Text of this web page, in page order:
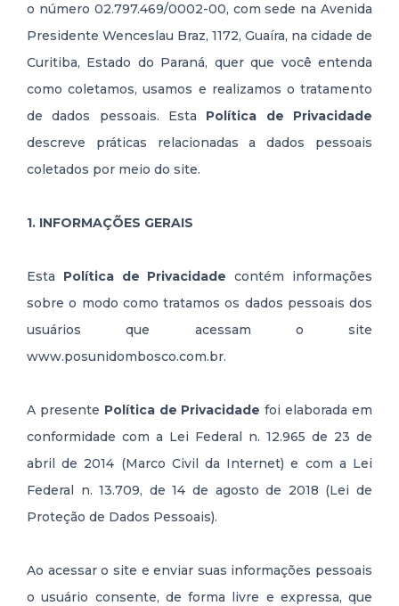
o número 02.797.469/0002-00, com sede na Avenida
Presidente Wenceslau Braz, 1172, Guaíra, na cidade de
Curitiba, Estado do Paraná, quer que você entenda
como coletamos, usamos e realizamos o tratamento
de dados pessoais. Esta Política de Privacidade
descreve práticas relacionadas a dados pessoais
coletados por meio do site.
1. INFORMAÇÕES GERAIS
Esta Política de Privacidade contém informações
sobre o modo como tratamos os dados pessoais dos
usuários que acessam o site
www.posunidombosco.com.br.
A presente Política de Privacidadefoi elaborada em
conformidade com a Lei Federal n. 12.965 de 23 de
abril de 2014 (Marco Civil da Internet) e com a Lei
Federal n. 13.709, de 14 de agosto de 2018 (Lei de
Proteção de Dados Pessoais).
Ao acessar o site e enviar suas informações pessoais
o usuário consente, de forma livre e expressa, que